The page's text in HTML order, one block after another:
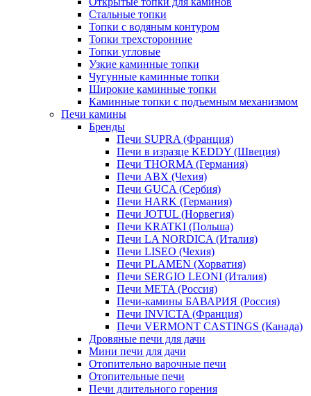
Стальные топки
Топки с водяным контуром
Топки трехсторонние
Топки угловые
Узкие каминные топки
Чугунные каминные топки
Широкие каминные топки
Каминные топки с подъемным механизмом
Печи камины
Бренды
Печи SUPRA (Франция)
Печи в изразце KEDDY (Швеция)
Печи THORMA (Германия)
Печи ABX (Чехия)
Печи GUCA (Сербия)
Печи HARK (Германия)
Печи JOTUL (Норвегия)
Печи KRATKI (Польша)
Печи LA NORDICA (Италия)
Печи LISEO (Чехия)
Печи PLAMEN (Хорватия)
Печи SERGIO LEONI (Италия)
Печи META (Россия)
Печи-камины БАВАРИЯ (Россия)
Печи INVICTA (Франция)
Печи VERMONT CASTINGS (Канада)
Дровяные печи для дачи
Мини печи для дачи
Отопительно варочные печи
Отопительные печи
Печи длительного горения